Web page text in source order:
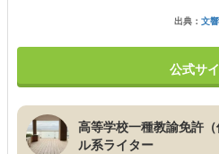
出典： 文
公式サ
高等学校一種教諭免許
ル系ライター